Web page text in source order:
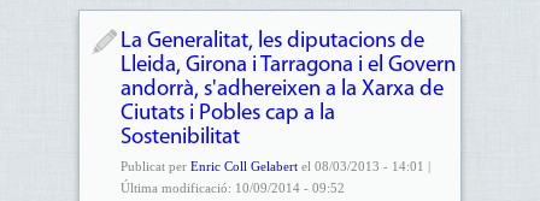
La Generalitat, les diputacions de
Lleida, Girona i Tarragona i el Govern
andorrà, s'adhereixen a la Xarxa de
Ciutats i Pobles cap a la
Sostenibilitat
Publicat per Enric Coll Gelabertel 08/03/2013 - 14:01 |
Última modificació: 10/09/2014 - 09:52